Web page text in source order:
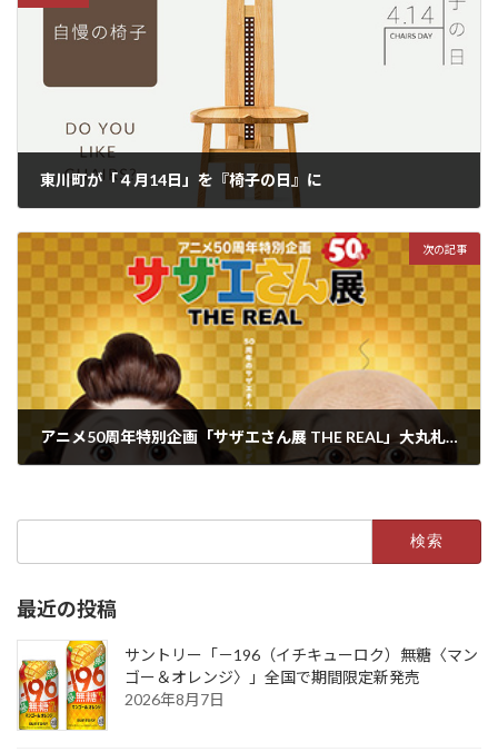
東川町が「４月14日」を『椅子の日』に
次の記事
アニメ50周年特別企画「サザエさん展 THE REAL」大丸札幌店にて開催中！
最近の投稿
サントリー「－196（イチキューロク）無糖〈マン
ゴー＆オレンジ〉」全国で期間限定新発売
2026年8月7日